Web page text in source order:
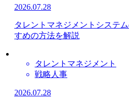
2026.07.28
タレントマネジメントシステ
すめの方法を解説
タレントマネジメント
戦略人事
2026.07.28